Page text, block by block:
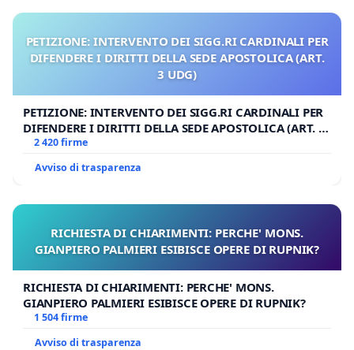
PETIZIONE: INTERVENTO DEI SIGG.RI CARDINALI PER
DIFENDERE I DIRITTI DELLA SEDE APOSTOLICA (ART.
3 UDG)
PETIZIONE: INTERVENTO DEI SIGG.RI CARDINALI PER
DIFENDERE I DIRITTI DELLA SEDE APOSTOLICA (ART. 3
UDG)
2 420 firme
Avviso di trasparenza
RICHIESTA DI CHIARIMENTI: PERCHE' MONS.
GIANPIERO PALMIERI ESIBISCE OPERE DI RUPNIK?
RICHIESTA DI CHIARIMENTI: PERCHE' MONS.
GIANPIERO PALMIERI ESIBISCE OPERE DI RUPNIK?
1 504 firme
Avviso di trasparenza